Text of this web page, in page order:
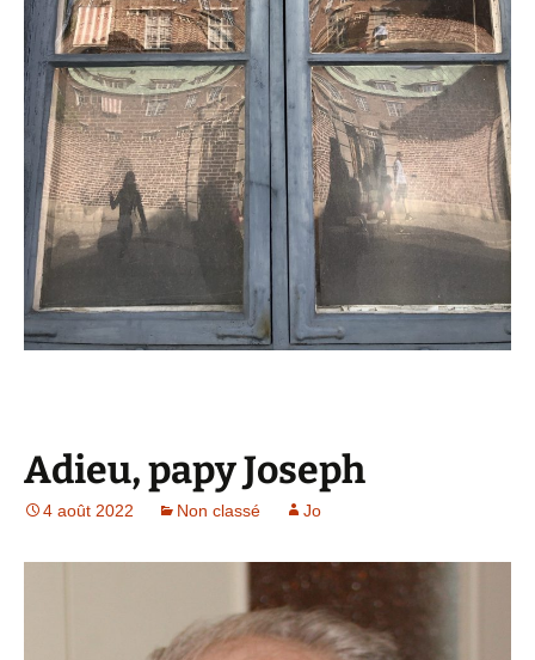
Adieu, papy Joseph
4 août 2022 Non classé Jo